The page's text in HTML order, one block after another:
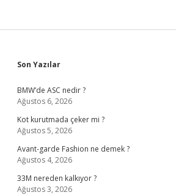
Sidebar
Son Yazılar
BMW’de ASC nedir ?
Ağustos 6, 2026
Kot kurutmada çeker mi ?
Ağustos 5, 2026
Avant-garde Fashion ne demek ?
Ağustos 4, 2026
33M nereden kalkıyor ?
Ağustos 3, 2026